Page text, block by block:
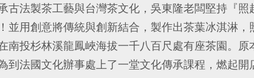
古法製茶工藝與台灣茶文化，吳東隆老闆堅持『
並用創意將傳統與創新結合，製作出茶葉冰淇淋，
南投杉林溪龍鳳峽海拔一千八百尺處有座茶園。
到法國文化辦事處上了一堂文化傳承課程，燃起開